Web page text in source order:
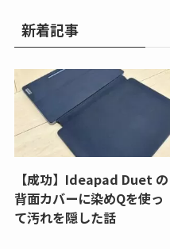
新着記事
【成功】Ideapad Duet の
背面カバーに染めQを使っ
て汚れを隠した話